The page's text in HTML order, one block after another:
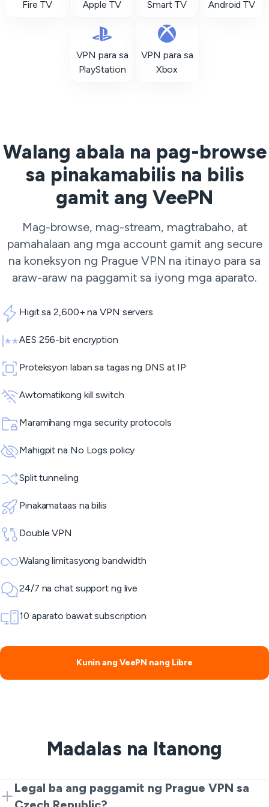
Fire TV Apple TV Smart TV Android TV
VPN para sa
PlayStation
VPN para sa
Xbox
Walang abala na pag-browse
sa pinakamabilis na bilis
gamit ang VeePN
Mag-browse, mag-stream, magtrabaho, at
pamahalaan ang mga account gamit ang secure
na koneksyon ng Prague VPN na itinayo para sa
araw-araw na paggamit sa iyong mga aparato.
Higit sa 2,600+ na VPN servers
AES 256-bit encryption
Proteksyon laban sa tagas ng DNS at IP
Awtomatikong kill switch
Maramihang mga security protocols
Mahigpit na No Logs policy
Split tunneling
Pinakamataas na bilis
Double VPN
Walang limitasyong bandwidth
24/7 na chat support ng live
10 aparato bawat subscription
Kunin ang VeePN nang Libre
Madalas na Itanong
Legal ba ang paggamit ng Prague VPN sa